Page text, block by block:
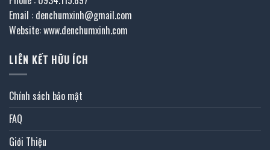
Email : denchumxinh@gmail.com
Website: www.denchumxinh.com
LIÊN KẾT HỮU ÍCH
Chính sách bảo mật
FAQ
Giới Thiệu